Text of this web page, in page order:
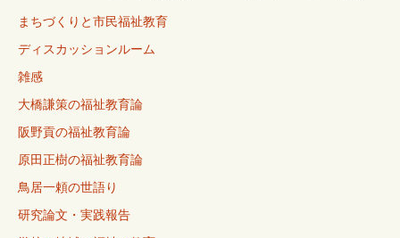
まちづくりと市民福祉教育
ディスカッションルーム
雑感
大橋謙策の福祉教育論
阪野貢の福祉教育論
原田正樹の福祉教育論
鳥居一頼の世語り
研究論文・実践報告